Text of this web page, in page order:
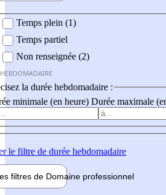
Temps plein (1)
Temps partiel
Non renseignée (2)
la durée hebdomadaire :
minimale (en heure) Durée maximale
le filtre de durée hebdomadaire
filtres de Domaine professionnel